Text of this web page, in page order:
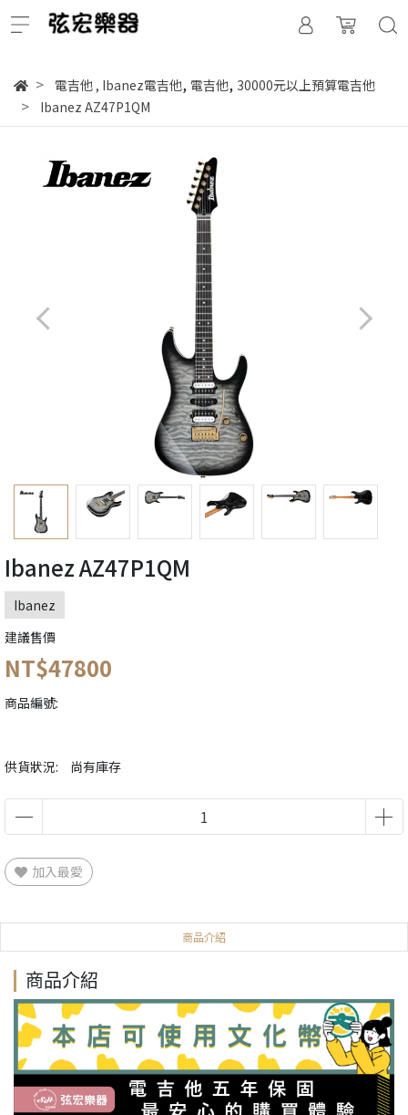
電吉他, Ibanez電吉他, 電吉他, 30000元以上預算電吉他
Ibanez AZ47P1QM
Ibanez AZ47P1QM
Ibanez
建議售價
NT$47800
商品編號:
供貨狀況: 尚有庫存
加入最愛
商品介紹
商品介紹